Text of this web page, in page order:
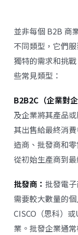
並非每個 B2B 商
不同類型，它們
獨特的需求和挑
些常見類型：
B2B2C（企業對
及企業將其產品
其出售給最終消
造商、批發商和
從初始生產商到
批發商： 批發電
需要較大數量的
CISCO（思科）
業。批發企業通